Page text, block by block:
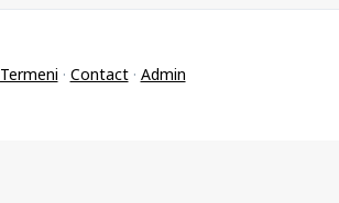
Termeni · Contact· Admin